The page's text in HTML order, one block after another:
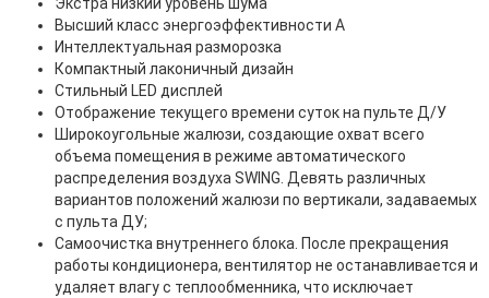
Высший класс энергоэффективности А
Интеллектуальная разморозка
Компактный лаконичный дизайн
Стильный LED дисплей
Отображение текущего времени суток на пульте Д/У
Широкоугольные жалюзи, создающие охват всего
объема помещения в режиме автоматического
распределения воздуха SWING. Девять различных
вариантов положений жалюзи по вертикали, задаваемых
с пульта ДУ;
Самоочистка внутреннего блока. После прекращения
работы кондиционера, вентилятор не останавливается и
удаляет влагу с теплообменника, что исключает